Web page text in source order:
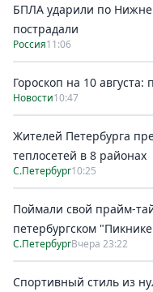
БПЛА ударили по
пострадали
Россия11:06
Гороскоп на 10
Новости10:47
Жителей Петербурга
теплосетей в 8 районах
С.Петербург10:25
Поймали свой прайм-
петербургском
С.ПетербургВчера 23:22
Спортивный стиль из